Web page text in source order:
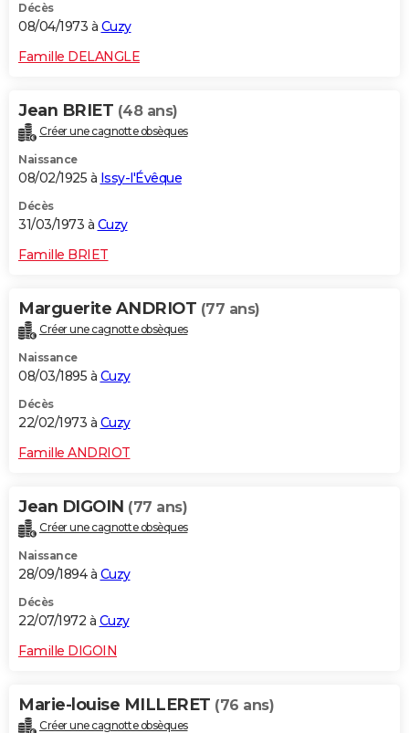
Décès
08/04/1973 à Cuzy
Famille DELANGLE
Jean BRIET (48 ans)
Créer une cagnotte obsèques
Naissance
08/02/1925 à Issy-l'Évêque
Décès
31/03/1973 à Cuzy
Famille BRIET
Marguerite ANDRIOT (77 ans)
Créer une cagnotte obsèques
Naissance
08/03/1895 à Cuzy
Décès
22/02/1973 à Cuzy
Famille ANDRIOT
Jean DIGOIN (77 ans)
Créer une cagnotte obsèques
Naissance
28/09/1894 à Cuzy
Décès
22/07/1972 à Cuzy
Famille DIGOIN
Marie-louise MILLERET (76 ans)
Créer une cagnotte obsèques